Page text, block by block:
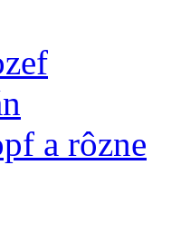
a rôzne